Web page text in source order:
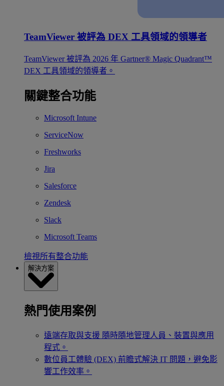
TeamViewer 被評為 DEX 工具領域的領導者
TeamViewer 被評為 2026 年 Gartner® Magic Quadrant™
DEX 工具領域的領導者。
關鍵整合功能
Microsoft Intune
ServiceNow
Freshworks
Jira
Salesforce
Zendesk
Slack
Microsoft Teams
檢視所有整合功能
解決方案
熱門使用案例
遠端存取與支援 隨時隨地管理人員、裝置與應用
程式。
數位員工體驗 (DEX) 前瞻式解決 IT 問題，避免影
響工作效率。